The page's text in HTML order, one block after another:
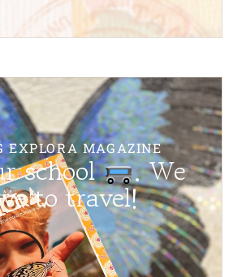
EXPLORA MAGAZINE
school . We
to travel!